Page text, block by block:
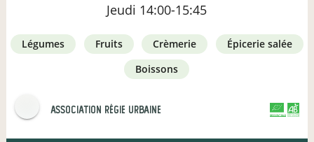
Jeudi 14:00-15:45
légumes fruits crèmerie
épicerie salée
boissons
Association Régie Urbaine